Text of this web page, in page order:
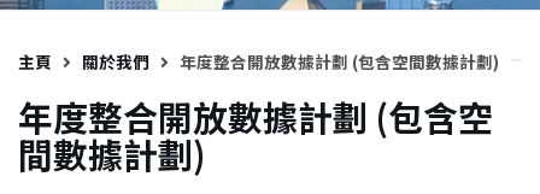
主頁 關於我們 年度整合開放數據計劃 (包含空間數據計劃)
年度整合開放數據計劃 (包含空
間數據計劃)